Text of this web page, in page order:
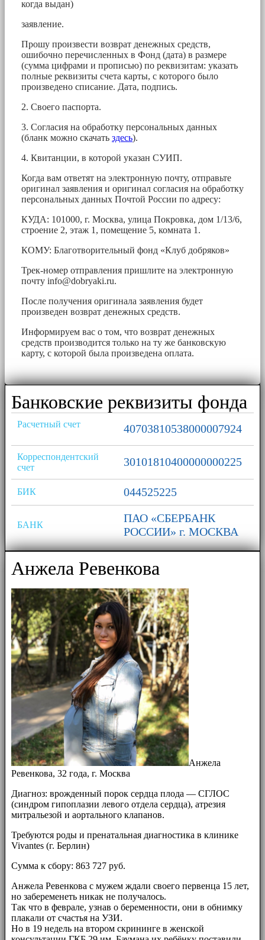
когда выдан)
заявление.
Прошу произвести возврат денежных средств,
ошибочно перечисленных в Фонд (дата) в размере
(сумма цифрами и прописью) по реквизитам: указать
полные реквизиты счета карты, с которого было
произведено списание. Дата, подпись.
2. Своего паспорта.
3. Согласия на обработку персональных данных
(бланк можно скачать здесь).
4. Квитанции, в которой указан СУИП.
Когда вам ответят на электронную почту, отправьте
оригинал заявления и оригинал согласия на обработку
персональных данных Почтой России по адресу:
КУДА: 101000, г. Москва, улица Покровка, дом 1/13/6,
строение 2, этаж 1, помещение 5, комната 1.
КОМУ: Благотворительный фонд «Клуб добряков»
Трек-номер отправления пришлите на электронную
почту info@dobryaki.ru.
После получения оригинала заявления будет
произведен возврат денежных средств.
Информируем вас о том, что возврат денежных
средств производится только на ту же банковскую
карту, с которой была произведена оплата.
Банковские реквизиты фонда
Расчетный счет 40703810538000007924
Корреспондентский
счет
30101810400000000225
БИК 044525225
БАНК
ПАО «СБЕРБАНК
РОССИИ» г. МОСКВА
Анжела Ревенкова
Анжела
Ревенкова, 32 года, г. Москва
Диагноз: врожденный порок сердца плода — СГЛОС
(синдром гипоплазии левого отдела сердца), атрезия
митральезой и аортального клапанов.
Требуются роды и пренатальная диагностика в клинике
Vivantes (г. Берлин)
Сумма к сбору: 863 727 руб.
Анжела Ревенкова с мужем ждали своего первенца 15 лет,
но забеременеть никак не получалось.
Так что в феврале, узнав о беременности, они в обнимку
плакали от счастья на УЗИ.
Но в 19 недель на втором скрининге в женской